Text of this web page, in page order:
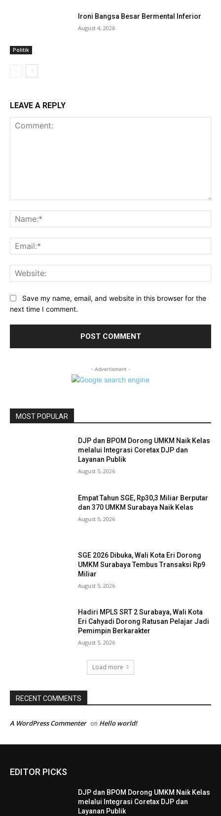
Politik
Ironi Bangsa Besar Bermental Inferior
August 4, 2026
LEAVE A REPLY
Save my name, email, and website in this browser for the
next time I comment.
- Advertisment -
MOST POPULAR
DJP dan BPOM Dorong UMKM Naik Kelas
melalui Integrasi Coretax DJP dan
Layanan Publik
August 5, 2026
Empat Tahun SGE, Rp30,3 Miliar Berputar
dan 370 UMKM Surabaya Naik Kelas
August 5, 2026
SGE 2026 Dibuka, Wali Kota Eri Dorong
UMKM Surabaya Tembus Transaksi Rp9
Miliar
August 5, 2026
Hadiri MPLS SRT 2 Surabaya, Wali Kota
Eri Cahyadi Dorong Ratusan Pelajar Jadi
Pemimpin Berkarakter
August 5, 2026
Load more
RECENT COMMENTS
A WordPress Commenter on Hello world!
EDITOR PICKS
DJP dan BPOM Dorong UMKM Naik Kelas
melalui Integrasi Coretax DJP dan
Layanan Publik